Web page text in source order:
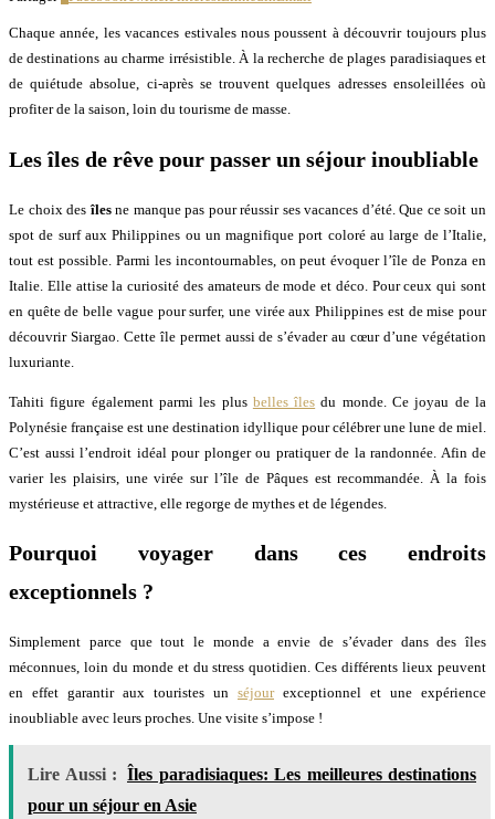
Chaque année, les vacances estivales nous poussent à découvrir toujours plus
de destinations au charme irrésistible. À la recherche de plages paradisiaques et
de quiétude absolue, ci-après se trouvent quelques adresses ensoleillées où
profiter de la saison, loin du tourisme de masse.
Lesîles de rêve pour passer un séjour inoubliable
Le choix des îlesne manque pas pour réussir ses vacances d’été. Que ce soit un
spot de surf aux Philippines ou un magnifique port coloré au large de l’Italie,
tout est possible. Parmi les incontournables, on peut évoquer l’île de Ponza en
Italie. Elle attise la curiosité des amateurs de mode et déco. Pour ceux qui sont
en quête de belle vague pour surfer, une virée aux Philippines est de mise pour
découvrir Siargao. Cette île permet aussi de s’évader au cœur d’une végétation
luxuriante.
Tahiti figure également parmi les plus belles îles du monde. Ce joyau de la
Polynésie française est une destination idyllique pour célébrer une lune de miel.
C’est aussi l’endroit idéal pour plonger ou pratiquer de la randonnée. Afin de
varier les plaisirs, une virée sur l’île de Pâques est recommandée. À la fois
mystérieuse et attractive, elle regorge de mythes et de légendes.
Pourquoi voyager dans ces endroits
exceptionnels ?
Simplement parce que tout le monde a envie de s’évader dans des îles
méconnues, loin du monde et du stress quotidien. Ces différents lieux peuvent
en effet garantir aux touristes un séjourexceptionnel et une expérience
inoubliable avec leurs proches. Une visite s’impose !
Lire Aussi : Îles paradisiaques: Les meilleures destinations
pour un séjour en Asie